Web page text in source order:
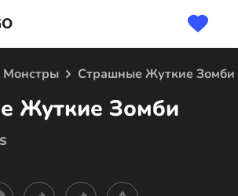
Монстры Страшные Жуткие Зомби
Жуткие Зомби